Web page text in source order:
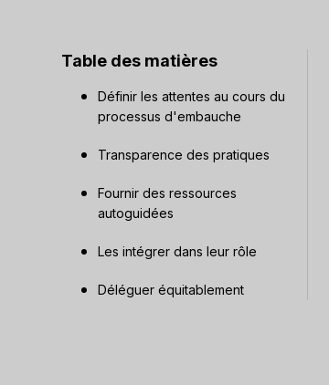
Table des matières
Définir les attentes au cours du
processus d'embauche
Transparence des pratiques
Fournir des ressources
autoguidées
Les intégrer dans leur rôle
Déléguer équitablement